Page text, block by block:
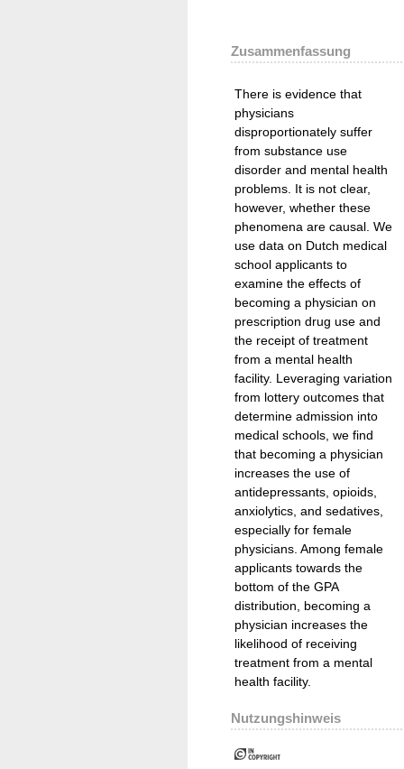
Zusammenfassung
There is evidence that
physicians
disproportionately suffer
from substance use
disorder and mental health
problems. It is not clear,
however, whether these
phenomena are causal. We
use data on Dutch medical
school applicants to
examine the effects of
becoming a physician on
prescription drug use and
the receipt of treatment
from a mental health
facility. Leveraging variation
from lottery outcomes that
determine admission into
medical schools, we find
that becoming a physician
increases the use of
antidepressants, opioids,
anxiolytics, and sedatives,
especially for female
physicians. Among female
applicants towards the
bottom of the GPA
distribution, becoming a
physician increases the
likelihood of receiving
treatment from a mental
health facility.
Nutzungshinweis